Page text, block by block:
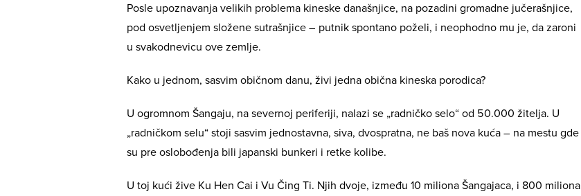
Posle upoznavanja velikih problema kineske današnjice, na pozadini gromadne jučerašnjice,
pod osvetljenjem složene sutrašnjice – putnik spontano poželi, i neophodno mu je, da zaroni
u svakodnevicu ove zemlje.
Kako u jednom, sasvim običnom danu, živi jedna obična kineska porodica?
U ogromnom Šangaju, na severnoj periferiji, nalazi se „radničko selo“ od 50.000 žitelja. U
„radničkom selu“ stoji sasvim jednostavna, siva, dvospratna, ne baš nova kuća – na mestu gde
su pre oslobođenja bili japanski bunkeri i retke kolibe.
U toj kući žive Ku Hen Cai i Vu Čing Ti. Njih dvoje, između 10 miliona Šangajaca, i 800 miliona